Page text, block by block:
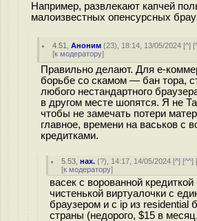
Например, развлекают капчей
малоизвестных опенсурсных
4.51 ,Аноним (23), 18:14, 13/05/2024 [^] [
[к модератору]
Правильно делают. Для е-
борьбе со скамом — бан тора,
любого нестандартного
в другом месте шопятся. Я не
чтобы не замечать потери
главное, времени на васьков с
кредитками.
5.53 ,нах. (?), 14:17, 14/05/2024 [^] [^^]
[к модератору]
васек с ворованной кредиткой
чистенькой виртуалочки с
браузером и с ip из residential
страны (недорого, $15 в